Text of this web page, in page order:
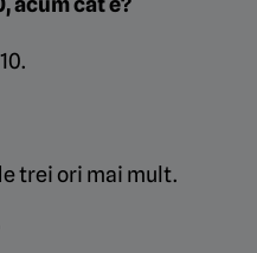
trei ori mai mult.